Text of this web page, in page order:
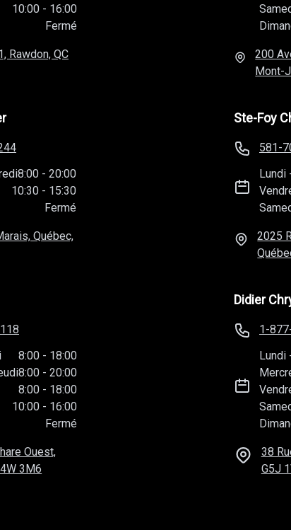
10:00 - 16:00
Fermé
Rawdon, QC
200
Mont-
8:00 - 20:00
10:30 - 15:30
Fermé
Québec,
Ste-Foy
581-
Lundi
2025
8:00 - 18:00
8:00 - 20:00
8:00 - 18:00
10:00 - 16:00
Fermé
Ouest,
3M6
Didier
1-
Lundi
38
G5J